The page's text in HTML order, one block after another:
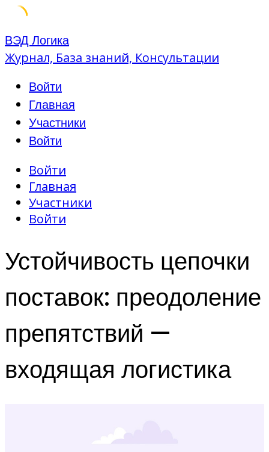
Skip
to
ВЭД Логика
Журнал, База знаний, Консультации
Войти
Главная
Участники
Войти
Войти
Главная
Участники
Войти
Устойчивость цепочки
поставок: преодоление
препятствий —
входящая логистика